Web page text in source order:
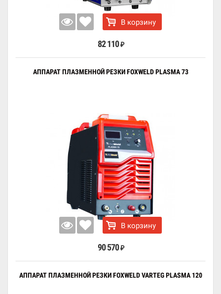
В корзину
82 110 ₽
АППАРАТ ПЛАЗМЕННОЙ РЕЗКИ FOXWELD PLASMA 73
В корзину
90 570 ₽
АППАРАТ ПЛАЗМЕННОЙ РЕЗКИ FOXWELD VARTEG PLASMA 120